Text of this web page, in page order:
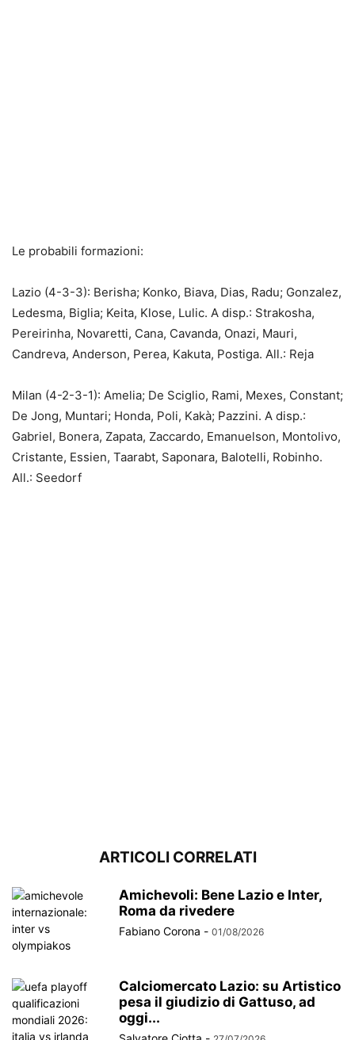
Le probabili formazioni:
Lazio (4-3-3): Berisha; Konko, Biava, Dias, Radu; Gonzalez,
Ledesma, Biglia; Keita, Klose, Lulic. A disp.: Strakosha,
Pereirinha, Novaretti, Cana, Cavanda, Onazi, Mauri,
Candreva, Anderson, Perea, Kakuta, Postiga. All.: Reja
Milan (4-2-3-1): Amelia; De Sciglio, Rami, Mexes, Constant;
De Jong, Muntari; Honda, Poli, Kakà; Pazzini. A disp.:
Gabriel, Bonera, Zapata, Zaccardo, Emanuelson, Montolivo,
Cristante, Essien, Taarabt, Saponara, Balotelli, Robinho.
All.: Seedorf
ARTICOLI CORRELATI
Amichevoli: Bene Lazio e Inter,
Roma da rivedere
Fabiano Corona - 01/08/2026
Calciomercato Lazio: su Artistico
pesa il giudizio di Gattuso, ad
oggi...